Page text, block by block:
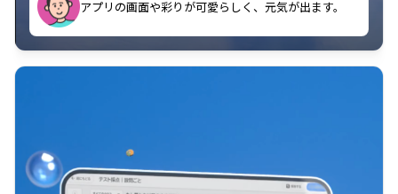
アプリの画面や彩りが可愛らしく、元気が出ます。
クラスごとに特典があるようなので使うのが楽しいで